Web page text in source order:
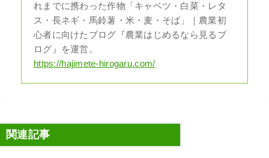
れまでに携わった作物「キャベツ・白菜・レタ
ス・長ネギ・馬鈴薯・米・麦・そば」｜農業初
心者に向けたブログ『農業はじめるなら見るブ
ログ』を運営。
https://hajimete-hirogaru.com/
関連記事